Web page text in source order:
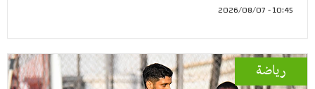
10:45 - 2026/08/07
رياضة